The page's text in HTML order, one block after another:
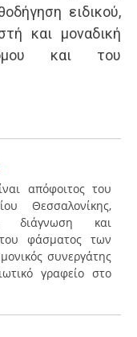
ειδικού,
και μοναδική
και του
απόφοιτος του
Θεσσαλονίκης,
διάγνωση και
φάσματος των
συνεργάτης
γραφείο στο